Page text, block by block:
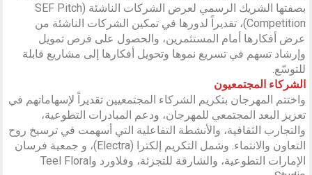
بصفتها الشريك الرسمي لعرض الشركات الناشئة (SEF Pitch
Competition)، تقديراً لدورها في تمكين الشركات الناشئة من
عرض أفكارها أمام المستثمرين، والحصول على فرص تمويل
وإرشاد تسهم في تسريع نموها وتحويل أفكارها إلى مشاريع قابلة
للتوسّع.
الشركاء المجتمعيون
واختتم المهرجان بتكريم الشركاء المجتمعيين تقديراً لإسهاماتهم في
تعزيز البعد المجتمعي للمهرجان، ودعم المبادرات التطوعية،
والتجارب الثقافية، والأنشطة التفاعلية التي أسهمت في ترسيخ روح
التعاون والانتماء. وشمل التكريم إلكترا (Electra)، و جمعية فرسان
الإمارات التطوعية، والشارقة للتجزئة، وفلاورد وTeel Floral